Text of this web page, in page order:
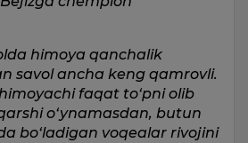
himoya qanchalik
savol ancha keng qamrovli.
faqat to‘pni olib
o‘ynamasdan, butun
bo‘ladigan voqealar rivojini